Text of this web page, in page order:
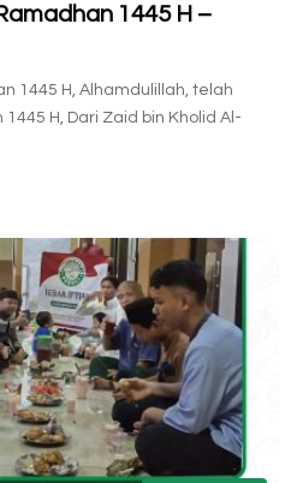
1445 H –
1445 H, Alhamdulillah, telah
H, Dari Zaid bin Kholid Al-